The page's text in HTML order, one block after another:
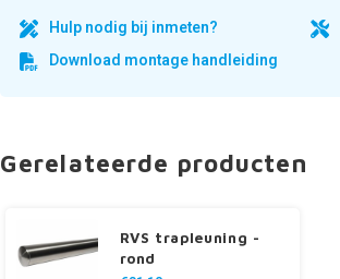
Hulp nodig bij inmeten?
Download montage handleiding
Gerelateerde producten
RVS trapleuning -
rond